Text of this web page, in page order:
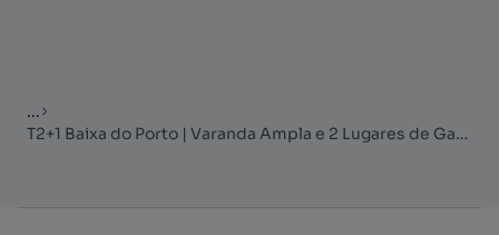
...
T2+1 Baixa do Porto | Varanda Ampla e 2 Lugares de Garagem